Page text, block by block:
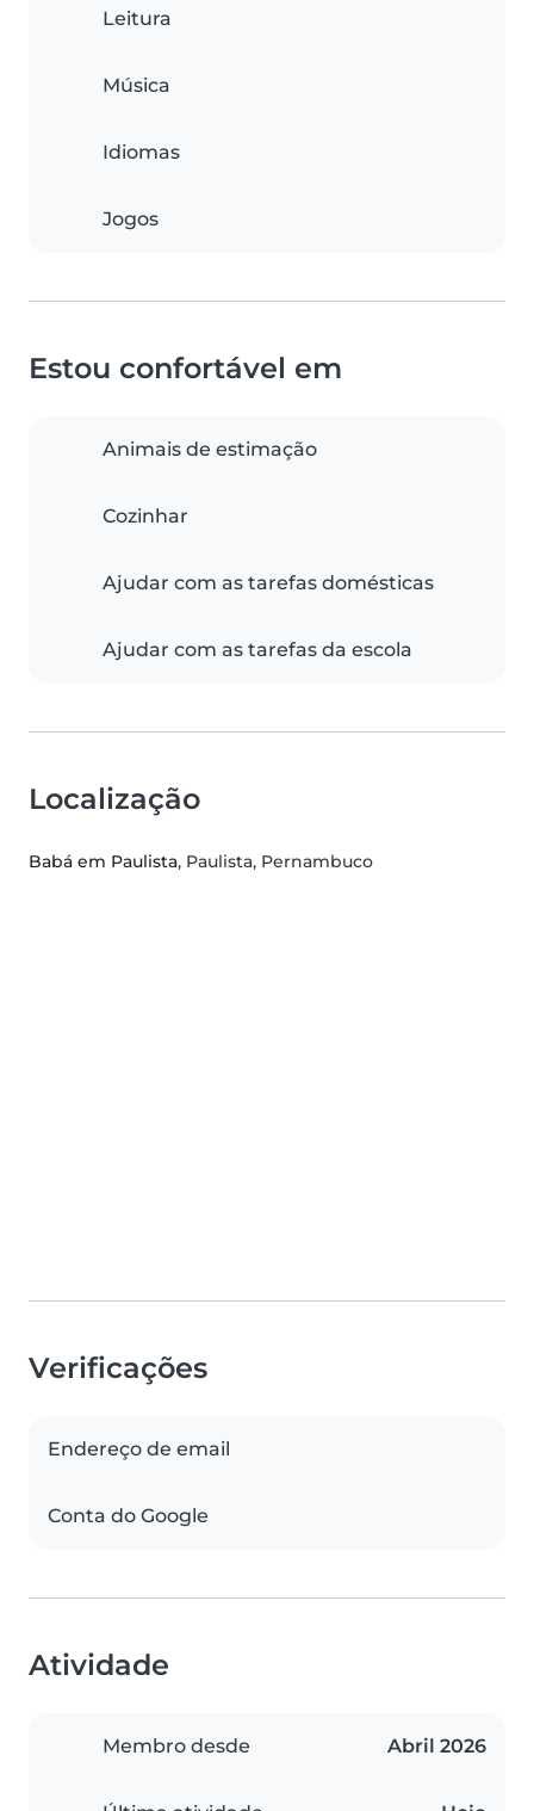
Leitura
Música
Idiomas
Jogos
Estou confortável em
Animais de estimação
Cozinhar
Ajudar com as tarefas domésticas
Ajudar com as tarefas da escola
Localização
Babá em Paulista, Paulista, Pernambuco
Verificações
Endereço de email
Conta do Google
Atividade
Membro desde Abril 2026